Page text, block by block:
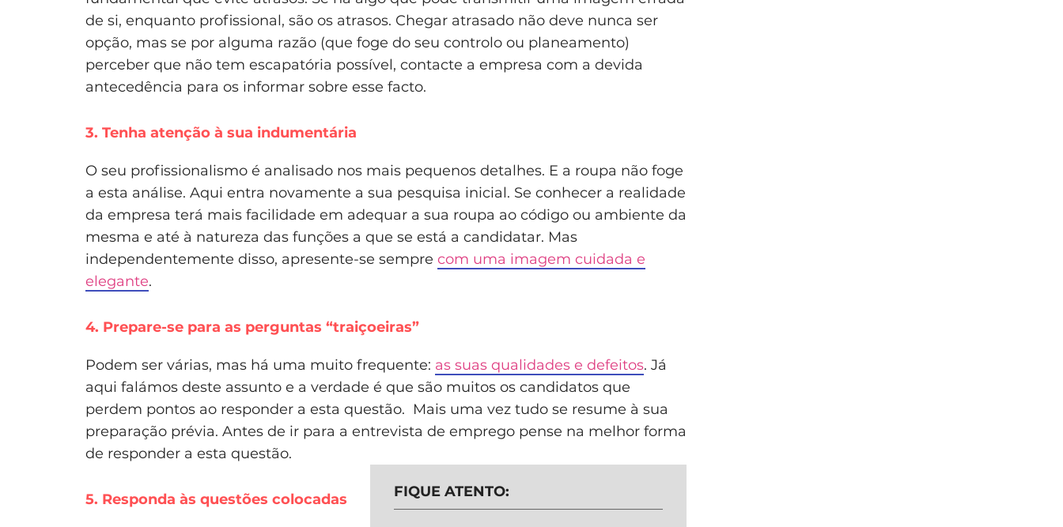
de si, enquanto profissional, são os atrasos. Chegar atrasado não deve nunca ser
opção, mas se por alguma razão (que foge do seu controlo ou planeamento)
perceber que não tem escapatória possível, contacte a empresa com a devida
antecedência para os informar sobre esse facto.
3. Tenha atenção à sua indumentária
O seu profissionalismo é analisado nos mais pequenos detalhes. E a roupa não foge
a esta análise. Aqui entra novamente a sua pesquisa inicial. Se conhecer a realidade
da empresa terá mais facilidade em adequar a sua roupa ao código ou ambiente da
mesma e até à natureza das funções a que se está a candidatar. Mas
independentemente disso, apresente-se sempre com uma imagem cuidada e
elegante.
4. Prepare-se para as perguntas “traiçoeiras”
Podem ser várias, mas há uma muito frequente: as suas qualidades e defeitos. Já
aqui falámos deste assunto e a verdade é que são muitos os candidatos que
perdem pontos ao responder a esta questão. Mais uma vez tudo se resume à sua
preparação prévia. Antes de ir para a entrevista de emprego pense na melhor forma
de responder a esta questão.
FIQUE ATENTO:
5. Responda às questões colocadas